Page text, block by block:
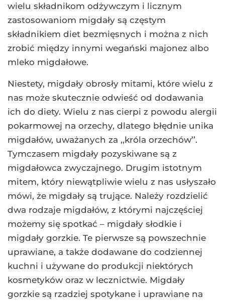
wielu składnikom odżywczym i licznym
zastosowaniom migdały są częstym
składnikiem diet bezmięsnych i można z nich
zrobić między innymi wegański majonez albo
mleko migdałowe.
Niestety, migdały obrosły mitami, które wielu z
nas może skutecznie odwieść od dodawania
ich do diety. Wielu z nas cierpi z powodu alergii
pokarmowej na orzechy, dlatego błędnie unika
migdałów, uważanych za ,,króla orzechów’’.
Tymczasem migdały pozyskiwane są z
migdałowca zwyczajnego. Drugim istotnym
mitem, który niewątpliwie wielu z nas usłyszało
mówi, że migdały są trujące. Należy rozdzielić
dwa rodzaje migdałów, z którymi najczęściej
możemy się spotkać – migdały słodkie i
migdały gorzkie. Te pierwsze są powszechnie
uprawiane, a także dodawane do codziennej
kuchni i używane do produkcji niektórych
kosmetyków oraz w lecznictwie. Migdały
gorzkie są rzadziej spotykane i uprawiane na